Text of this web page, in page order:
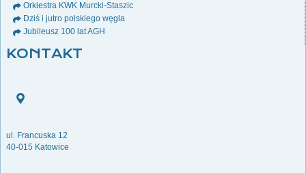
Orkiestra KWK Murcki-Staszic
Dziś i jutro polskiego węgla
Jubileusz 100 lat AGH
KONTAKT
ul. Francuska 12
40-015 Katowice